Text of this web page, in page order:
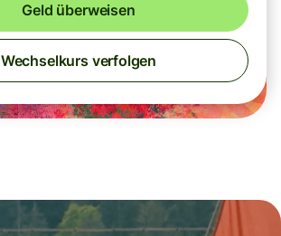
Geld überweisen
Wechselkurs verfolgen